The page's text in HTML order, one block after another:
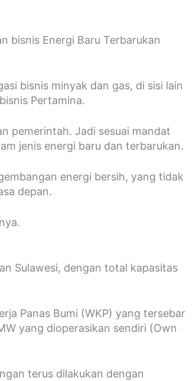
bisnis Energi Baru Terbarukan
bisnis minyak dan gas, di sisi lain
Pertamina.
pemerintah. Jadi sesuai mandat
jenis energi baru dan terbarukan.
energi bersih, yang tidak
depan.
Sulawesi, dengan total kapasitas
Panas Bumi (WKP) yang tersebar
yang dioperasikan sendiri (Own
terus dilakukan dengan